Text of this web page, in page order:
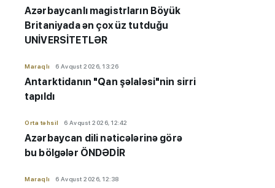
Azərbaycanlı magistrların Böyük
Britaniyada ən çox üz tutduğu
UNİVERSİTETLƏR
Maraqlı 6 Avqust 2026, 13:26
Antarktidanın "Qan şəlaləsi"nin sirri
tapıldı
Orta təhsil 6 Avqust 2026, 12:42
Azərbaycan dili nəticələrinə görə
bu bölgələr ÖNDƏDİR
Maraqlı 6 Avqust 2026, 12:38